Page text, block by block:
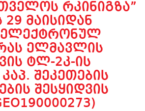
ᲠᲙᲘᲜᲘᲒᲖᲐ”
29 ᲛᲐᲘᲡᲘᲓᲐᲜ
ᲔᲚᲔᲥᲢᲠᲝᲜᲣᲚ
ᲔᲚᲛᲐᲕᲚᲘᲡ
ᲢᲚ-2Კ-ᲘᲡ
ᲨᲔᲙᲔᲗᲔᲑᲘᲡ
ᲨᲔᲡᲧᲘᲓᲕᲘᲡ